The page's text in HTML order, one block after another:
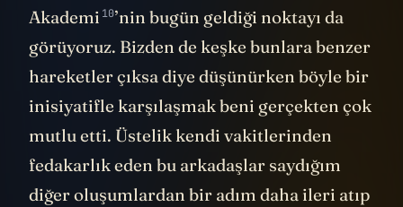
Akademi 10’nin bugün geldiği noktayı da
görüyoruz. Bizden de keşke bunlara benzer
hareketler çıksa diye düşünürken böyle bir
inisiyatifle karşılaşmak beni gerçekten çok
mutlu etti. Üstelik kendi vakitlerinden
fedakarlık eden bu arkadaşlar saydığım
diğer oluşumlardan bir adım daha ileri atıp